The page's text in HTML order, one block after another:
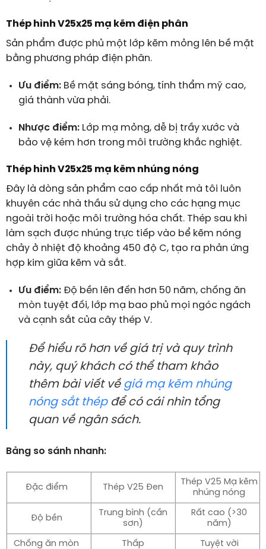
Thép hình V25x25 mạ kẽm điện phân
Sản phẩm được phủ một lớp kẽm mỏng lên bề mặt
bằng phương pháp điện phân.
Ưu điểm:Bề mặt sáng bóng, tính thẩm mỹ cao,
giá thành vừa phải.
Nhược điểm:Lớp mạ mỏng, dễ bị trầy xước và
bảo vệ kém hơn trong môi trường khắc nghiệt.
Thép hình V25x25 mạ kẽm nhúng nóng
Đây là dòng sản phẩm cao cấp nhất mà tôi luôn
khuyên các nhà thầu sử dụng cho các hạng mục
ngoài trời hoặc môi trường hóa chất. Thép sau khi
làm sạch được nhúng trực tiếp vào bể kẽm nóng
chảy ở nhiệt độ khoảng 450 độ C, tạo ra phản ứng
hợp kim giữa kẽm và sắt.
Ưu điểm:Độ bền lên đến hơn 50 năm, chống ăn
mòn tuyệt đối, lớp mạ bao phủ mọi ngóc ngách
và cạnh sắt của cây thép V.
Để hiểu rõ hơn về giá trị và quy trình
này, quý khách có thể tham khảo
thêm bài viết về giá mạ kẽm nhúng
nóng sắt thépđể có cái nhìn tổng
quan về ngân sách.
Bảng so sánh nhanh:
Đặc điểm Thép V25 Đen
Thép V25 Mạ kẽm
nhúng nóng
Độ bền
Trung bình (cần
sơn)
Rất cao (>30
năm)
Chống ăn mòn Thấp Tuyệt vời